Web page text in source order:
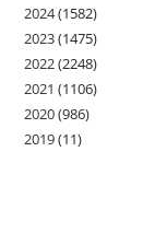
2024(1582)
2023(1475)
2022(2248)
2021 (1106)
2020(986)
2019(11)